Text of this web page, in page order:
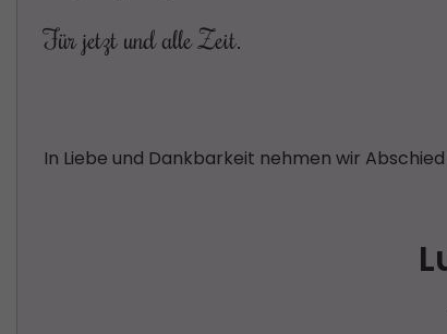
Für jetzt und alle Zeit.
In Liebe und Dankbarkeit nehmen wir